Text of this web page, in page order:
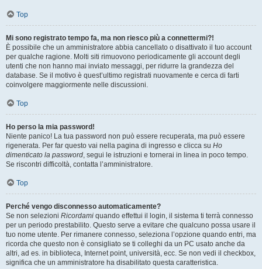
Top
Mi sono registrato tempo fa, ma non riesco più a connettermi?!
È possibile che un amministratore abbia cancellato o disattivato il tuo account
per qualche ragione. Molti siti rimuovono periodicamente gli account degli
utenti che non hanno mai inviato messaggi, per ridurre la grandezza del
database. Se il motivo è quest’ultimo registrati nuovamente e cerca di farti
coinvolgere maggiormente nelle discussioni.
Top
Ho perso la mia password!
Niente panico! La tua password non può essere recuperata, ma può essere
rigenerata. Per far questo vai nella pagina di ingresso e clicca su Ho
dimenticato la password, segui le istruzioni e tornerai in linea in poco tempo.
Se riscontri difficoltà, contatta l’amministratore.
Top
Perché vengo disconnesso automaticamente?
Se non selezioni Ricordami quando effettui il login, il sistema ti terrà connesso
per un periodo prestabilito. Questo serve a evitare che qualcuno possa usare il
tuo nome utente. Per rimanere connesso, seleziona l’opzione quando entri, ma
ricorda che questo non è consigliato se ti colleghi da un PC usato anche da
altri, ad es. in biblioteca, Internet point, università, ecc. Se non vedi il checkbox,
significa che un amministratore ha disabilitato questa caratteristica.